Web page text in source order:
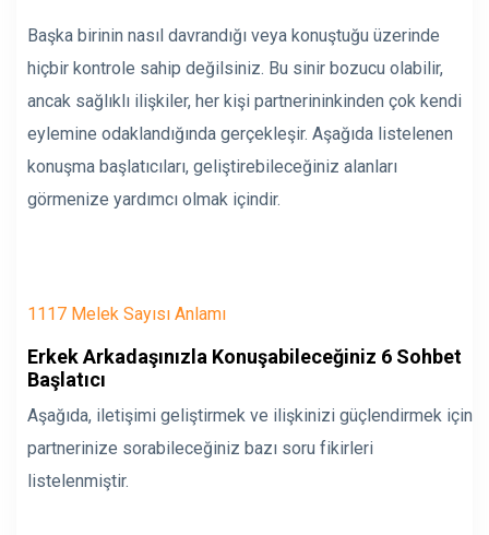
Başka birinin nasıl davrandığı veya konuştuğu üzerinde
hiçbir kontrole sahip değilsiniz. Bu sinir bozucu olabilir,
ancak sağlıklı ilişkiler, her kişi partnerininkinden çok kendi
eylemine odaklandığında gerçekleşir. Aşağıda listelenen
konuşma başlatıcıları, geliştirebileceğiniz alanları
görmenize yardımcı olmak içindir.
1117 Melek Sayısı Anlamı
Erkek Arkadaşınızla Konuşabileceğiniz 6 Sohbet
Başlatıcı
Aşağıda, iletişimi geliştirmek ve ilişkinizi güçlendirmek için
partnerinize sorabileceğiniz bazı soru fikirleri
listelenmiştir.